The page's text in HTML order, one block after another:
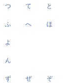
つ て と
ふ へ ほ
よ
ん
ず ぜ ぞ